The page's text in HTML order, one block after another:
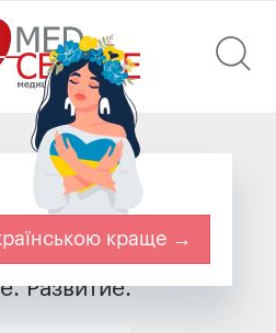
жизни. Уход.
Развитие.
краще →